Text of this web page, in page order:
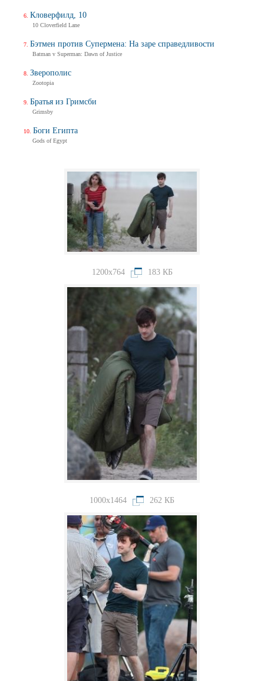
1200x764 183 КБ
1000x1464 262 КБ
Кловерфилд, 10
10 Cloverfield Lane
Бэтмен против Супермена: На заре справедливости
Batman v Superman: Dawn of Justice
Зверополис
Zootopia
Братья из Гримсби
Grimsby
Боги Египта
Gods of Egypt